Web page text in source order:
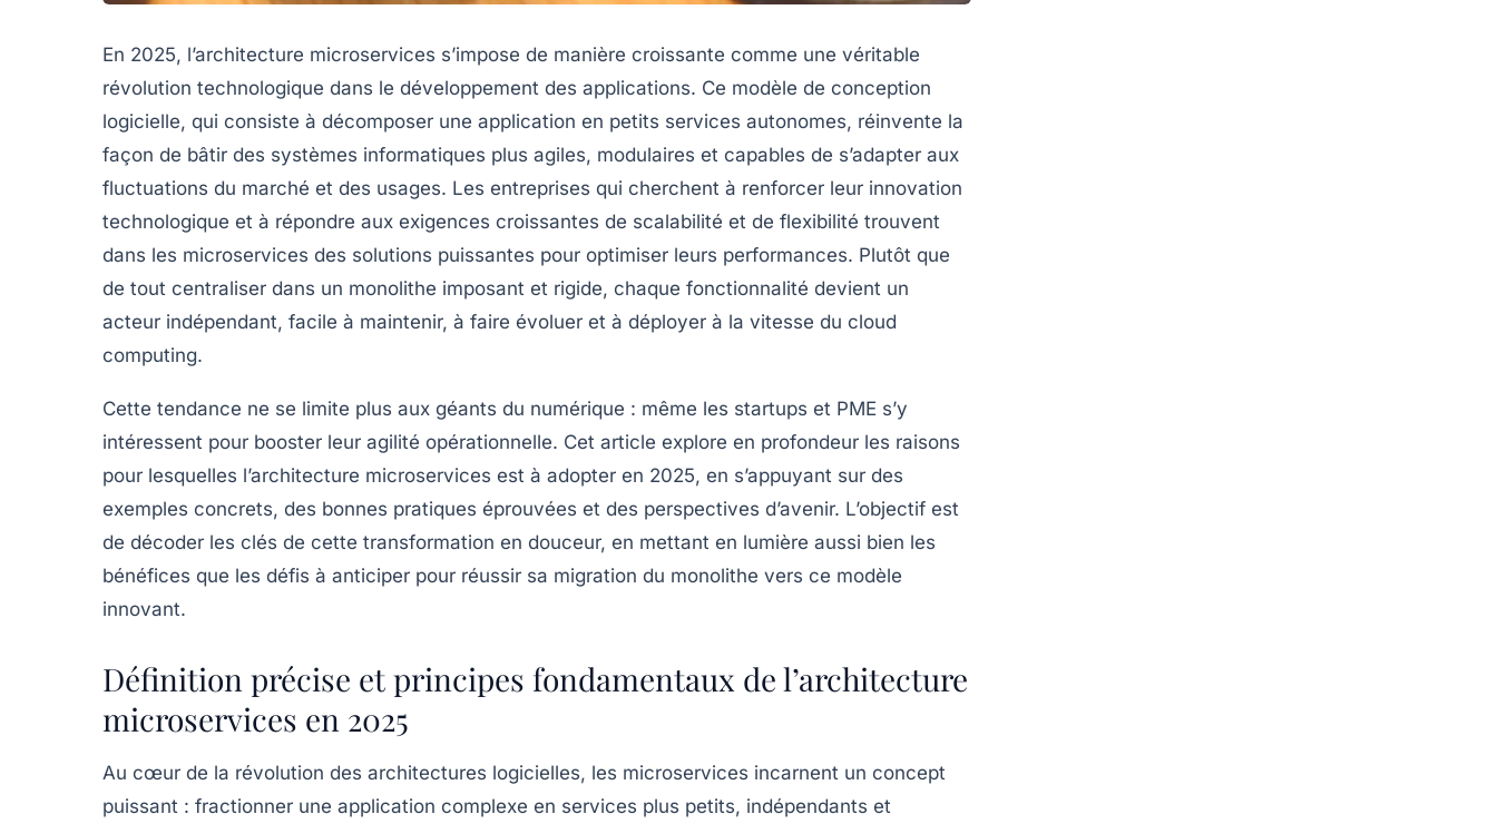
En 2025, l’architecture microservices s’impose de manière croissante comme une véritable
révolution technologique dans le développement des applications. Ce modèle de conception
logicielle, qui consiste à décomposer une application en petits services autonomes, réinvente la
façon de bâtir des systèmes informatiques plus agiles, modulaires et capables de s’adapter aux
fluctuations du marché et des usages. Les entreprises qui cherchent à renforcer leur innovation
technologique et à répondre aux exigences croissantes de scalabilité et de flexibilité trouvent
dans les microservices des solutions puissantes pour optimiser leurs performances. Plutôt que
de tout centraliser dans un monolithe imposant et rigide, chaque fonctionnalité devient un
acteur indépendant, facile à maintenir, à faire évoluer et à déployer à la vitesse du cloud
computing.
Cette tendance ne se limite plus aux géants du numérique : même les startups et PME s’y
intéressent pour booster leur agilité opérationnelle. Cet article explore en profondeur les raisons
pour lesquelles l’architecture microservices est à adopter en 2025, en s’appuyant sur des
exemples concrets, des bonnes pratiques éprouvées et des perspectives d’avenir. L’objectif est
de décoder les clés de cette transformation en douceur, en mettant en lumière aussi bien les
bénéfices que les défis à anticiper pour réussir sa migration du monolithe vers ce modèle
innovant.
Définition précise et principes fondamentaux de l’architecture
microservices en 2025
Au cœur de la révolution des architectures logicielles, les microservices incarnent un concept
puissant : fractionner une application complexe en services plus petits, indépendants et